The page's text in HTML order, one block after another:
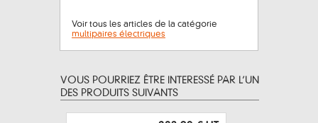
Voir tous les articles de la catégorie
multipaires électriques
VOUS POURRIEZ ÊTRE INTERESSÉ PAR L’UN
DES PRODUITS SUIVANTS